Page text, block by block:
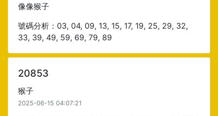
像像猴子
號碼分析：03, 04, 09, 13, 15, 17, 19, 25, 29, 32,
33, 39, 49, 59, 69, 79, 89
20853
猴子
2025-06-15 04:07:21